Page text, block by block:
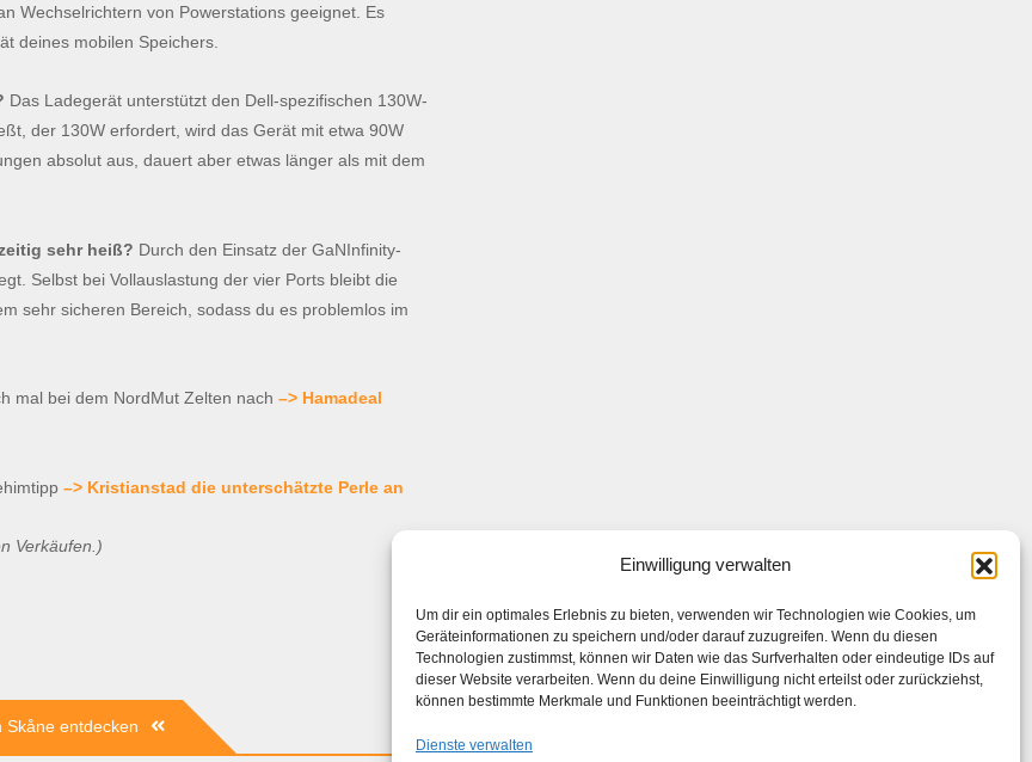
Einwilligung verwalten
Um dir ein optimales Erlebnis zu bieten, verwenden wir Technologien wie Cookies, um
Geräteinformationen zu speichern und/oder darauf zuzugreifen. Wenn du diesen
Technologien zustimmst, können wir Daten wie das Surfverhalten oder eindeutige IDs auf
dieser Website verarbeiten. Wenn du deine Einwilligung nicht erteilst oder zurückziehst,
können bestimmte Merkmale und Funktionen beeinträchtigt werden.
Dienste verwalten
Wechselrichtern von Powerstations geeignet. Es
deines mobilen Speichers.
Das Ladegerät unterstützt den Dell-spezifischen 130W-
der 130W erfordert, wird das Gerät mit etwa 90W
absolut aus, dauert aber etwas länger als mit dem
sehr heiß? Durch den Einsatz der GaNInfinity-
Selbst bei Vollauslastung der vier Ports bleibt die
sehr sicheren Bereich, sodass du es problemlos im
mal bei dem NordMut Zelten nach –> Hamadeal
–> Kristianstad die unterschätzte Perle an
Verkäufen.)
Skåne entdecken